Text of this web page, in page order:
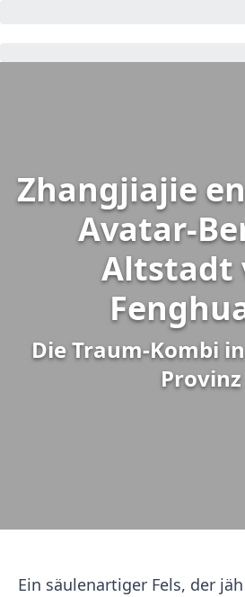
Zhangjiajie
Avatar-
Altstadt
Die Traum-Kombi
Provinz
Ein säulenartiger Fels, der